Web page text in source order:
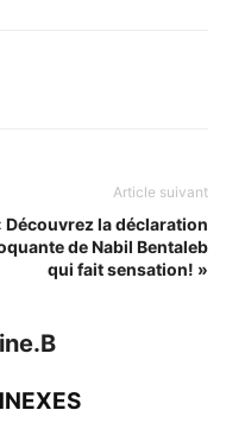
Article suivant
Découvrez la déclaration
de Nabil Bentaleb
qui fait sensation! »